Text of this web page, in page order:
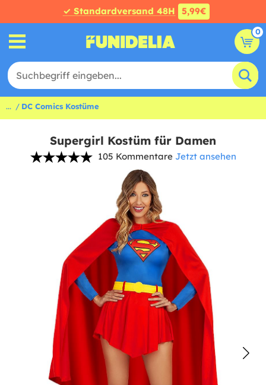
✓ Standardversand 48H 5,99€
0
... DC Comics Kostüme
Supergirl Kostüm für Damen
105 Kommentare Jetzt ansehen